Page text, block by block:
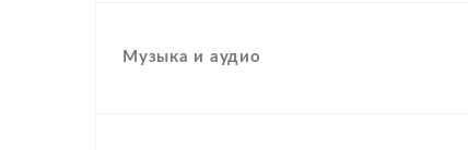
Музыка и аудио